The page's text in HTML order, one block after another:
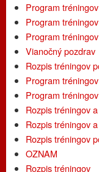
Program
Program
Program
Vianočný pozdrav
Rozpis tréningov
Program
Program
Rozpis tréningov
Rozpis tréningov
Rozpis tréningov
OZNAM
Rozpis tréningov